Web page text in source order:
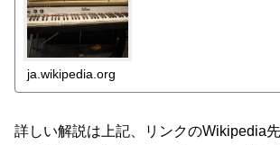
ja.wikipedia.org
詳しい解説は上記、リンクのWikipedia